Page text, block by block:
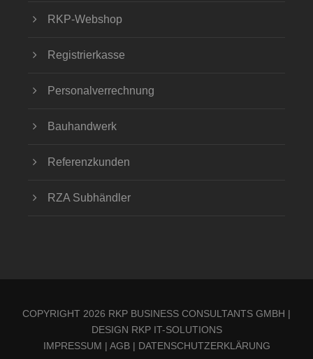
RKP-Webshop
Registrierkasse
Personalverrechnung
Bauhandwerk
Referenzkunden
RZA Subhändler
COPYRIGHT 2026 RKP BUSINESS CONSULTANTS GMBH |
DESIGN RKP IT-SOLUTIONS
IMPRESSUM | AGB| DATENSCHUTZERKLÄRUNG